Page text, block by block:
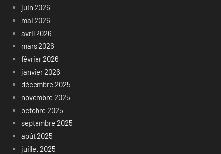
juin 2026
mai 2026
avril 2026
mars 2026
février 2026
janvier 2026
décembre 2025
novembre 2025
octobre 2025
septembre 2025
août 2025
juillet 2025